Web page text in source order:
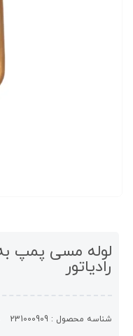
رادیاتور
شناسه محصول : 231000909